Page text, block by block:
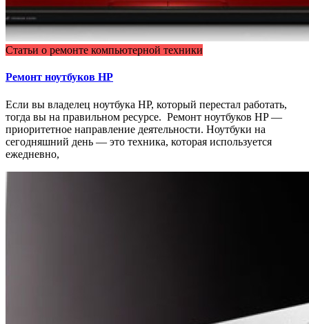
Статьи о ремонте компьютерной техники
Ремонт ноутбуков HP
Если вы владелец ноутбука НР, который перестал работать,
тогда вы на правильном ресурсе. Ремонт ноутбуков HP —
приоритетное направление деятельности. Ноутбуки на
сегодняшний день — это техника, которая используется
ежедневно,